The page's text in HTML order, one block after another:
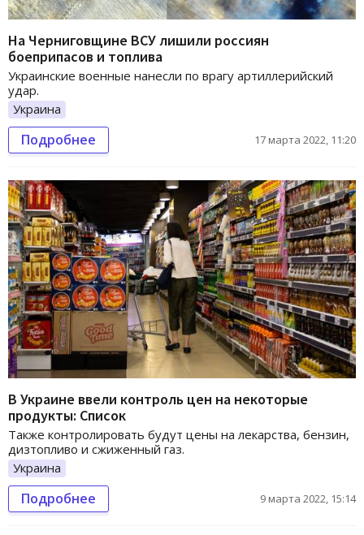
На Черниговщине ВСУ лишили россиян
боеприпасов и топлива
Украинские военные нанесли по врагу артиллерийский
удар.
Украина
Подробнее 17 марта 2022, 11:20
В Украине ввели контроль цен на некоторые
продукты: Список
Также контролировать будут цены на лекарства, бензин,
дизтопливо и сжиженный газ.
Украина
Подробнее 9 марта 2022, 15:14